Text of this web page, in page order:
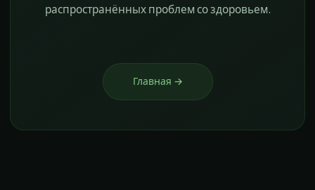
распространённых проблем со здоровьем.
Главная →